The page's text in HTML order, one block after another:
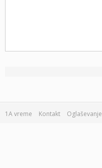
1A vreme Kontakt Oglaševanje